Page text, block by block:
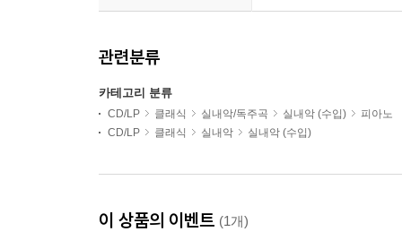
관련분류
카테고리 분류
CD/LP 클래식 실내악/독주곡 실내악 (수입)
피아노
CD/LP
클래식 실내악 실내악 (수입)
이 상품의 이벤트 (1개)